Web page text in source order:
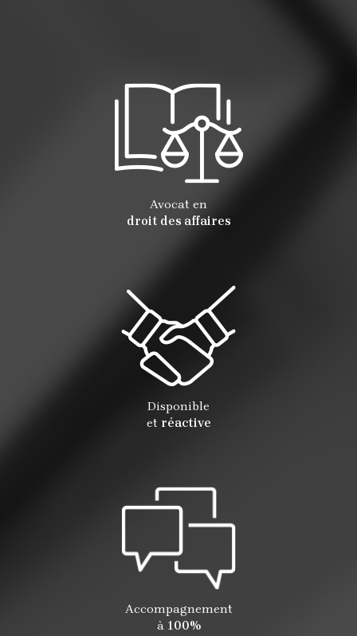
Avocat en
droit des affaires
Disponible
et réactive
Accompagnement
à 100%